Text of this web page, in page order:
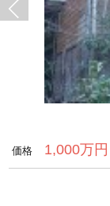
価格 1,000万円